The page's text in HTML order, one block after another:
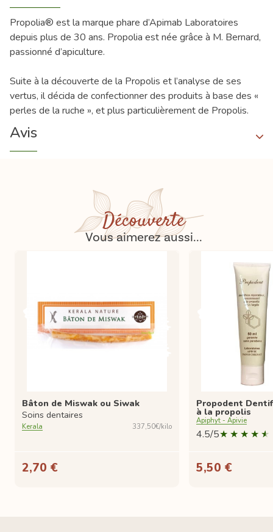
Propolia® est la marque phare d’Apimab Laboratoires
depuis plus de 30 ans. Propolia est née grâce à M. Bernard,
passionné d’apiculture.
Suite à la découverte de la Propolis et l’analyse de ses
vertus, il décida de confectionner des produits à base des «
perles de la ruche », et plus particulièrement de Propolis.
Avis
Découverte
Vous aimerez aussi...
Bâton de Miswak ou Siwak
Soins dentaires
Kerala 337,50€/kilo
2,70 €
Propodent
à la propolis
Apiphyt - Apivie
4.5/5
5,50 €